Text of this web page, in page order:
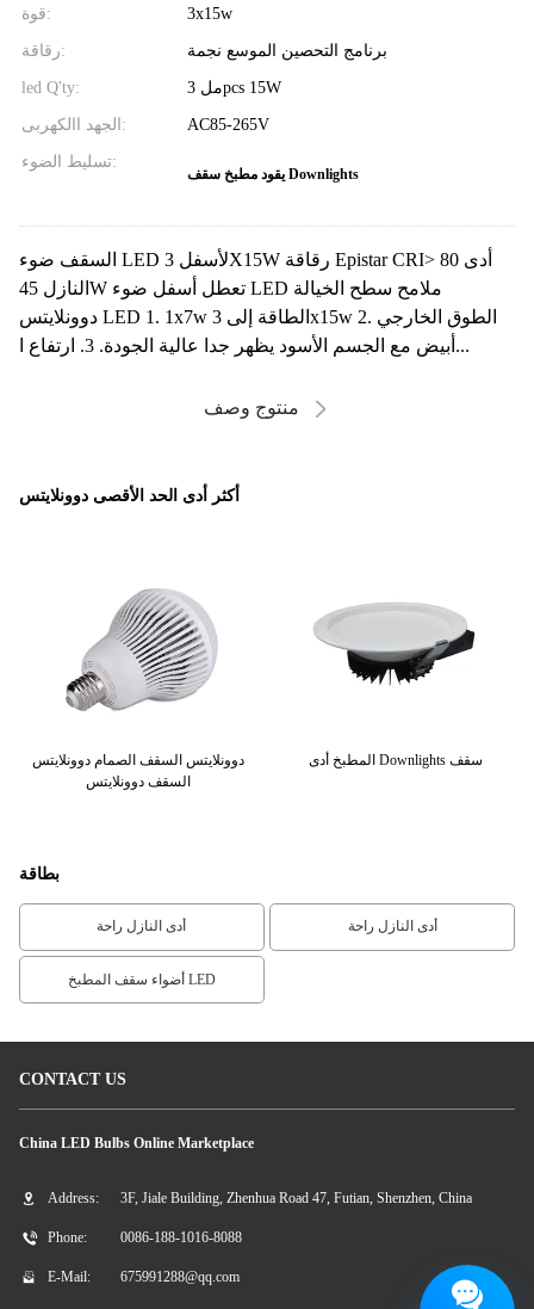
قوة: 3x15w
رقاقة: برنامج التحصين الموسع نجمة
led Q'ty: مل 3pcs 15W
الجهد االكهربى: AC85-265V
تسليط الضوء:
يقود مطبخ سقف Downlights
السقف ضوء LED لأسفل 3X15W رقاقة Epistar CRI> 80 أدى
النازل 45W تعطل أسفل ضوء LED ملامح سطح الخيالة
دوونلايتس LED 1. 1x7w الطاقة إلى 3x15w 2. الطوق الخارجي
أبيض مع الجسم الأسود يظهر جدا عالية الجودة. 3. ارتفاع ا...
منتوج وصف
أكثر أدى الحد الأقصى دوونلايتس
دوونلايتس السقف الصمام دوونلايتس
السقف دوونلايتس
المطبخ أدى Downlights سقف
بطاقة
أدى النازل راحة أدى النازل راحة
أضواء سقف المطبخ LED
CONTACT US
China LED Bulbs Online Marketplace
Address: 3F, Jiale Building, Zhenhua Road 47, Futian, Shenzhen, China
Phone: 0086-188-1016-8088
E-Mail: 675991288@qq.com